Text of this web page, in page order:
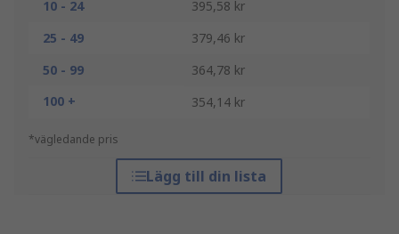
10 - 24
395,58 kr
25 - 49
379,46 kr
50 - 99
364,78 kr
100 +
354,14 kr
*vägledande pris
Lägg till din lista